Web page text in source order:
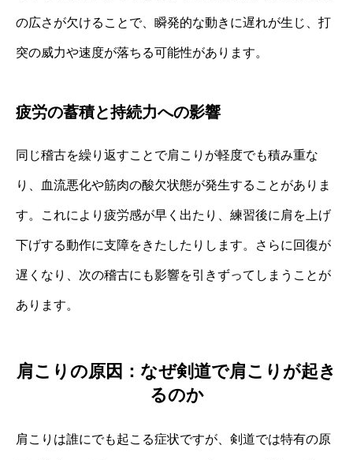
の広さが欠けることで、瞬発的な動きに遅れが生じ、打
突の威力や速度が落ちる可能性があります。
疲労の蓄積と持続力への影響
同じ稽古を繰り返すことで肩こりが軽度でも積み重な
り、血流悪化や筋肉の酸欠状態が発生することがありま
す。これにより疲労感が早く出たり、練習後に肩を上げ
下げする動作に支障をきたしたりします。さらに回復が
遅くなり、次の稽古にも影響を引きずってしまうことが
あります。
肩こりの原因：なぜ剣道で肩こりが起き
るのか
肩こりは誰にでも起こる症状ですが、剣道では特有の原